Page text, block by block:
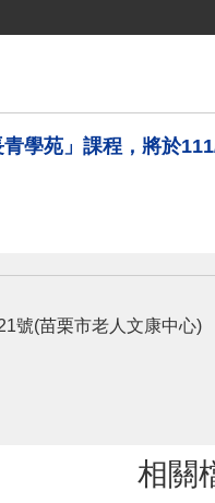
學苑」課程，將於
號(苗栗市老人文康中心)
相關